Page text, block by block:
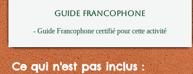
GUIDE FRANCOPHONE
- Guide Francophone certifié pour cette activité
Ce qui n'est pas inclus :